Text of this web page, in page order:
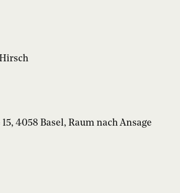
4058 Basel, Raum nach Ansage